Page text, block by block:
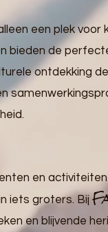
een plek
bieden de
ontdekking
en
iets groters. Bij
en blijvende